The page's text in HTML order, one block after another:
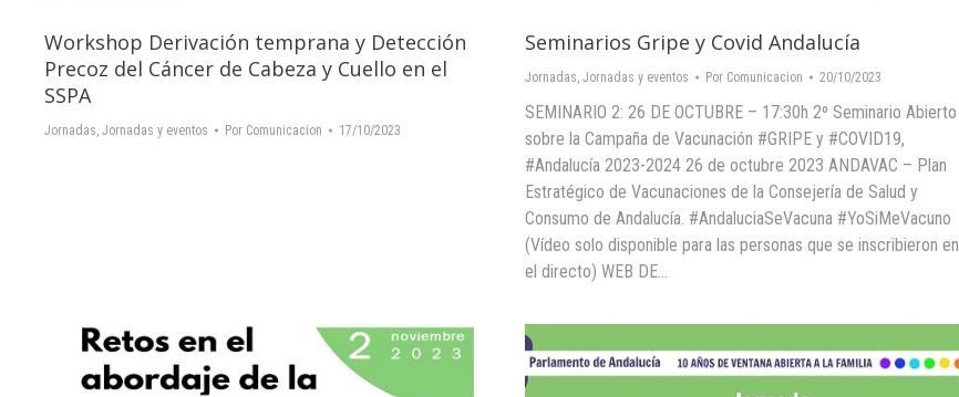
Workshop Derivación temprana y Detección
Precoz del Cáncer de Cabeza y Cuello en el
SSPA
Jornadas, Jornadas y eventos Por Comunicacion 17/10/2023
Seminarios Gripe y Covid Andalucía
Jornadas, Jornadas y eventos Por Comunicacion 20/10/2023
SEMINARIO 2: 26 DE OCTUBRE – 17:30h 2º Seminario Abierto
sobre la Campaña de Vacunación #GRIPE y #COVID19,
#Andalucía 2023-2024 26 de octubre 2023 ANDAVAC – Plan
Estratégico de Vacunaciones de la Consejería de Salud y
Consumo de Andalucía. #AndaluciaSeVacuna #YoSiMeVacuno
(Vídeo solo disponible para las personas que se inscribieron en
el directo) WEB DE…